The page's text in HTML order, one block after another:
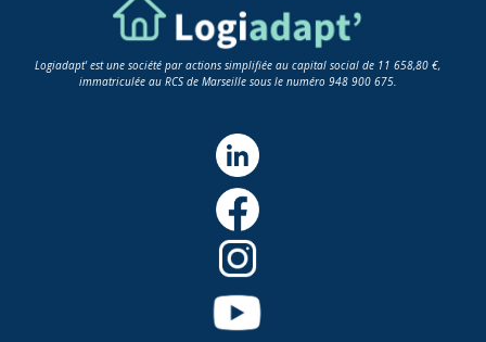
Logiadapt' est une société par actions simplifiée au capital social de 11 658,80 €,
immatriculée au RCS de Marseille sous le numéro 948 900 675.